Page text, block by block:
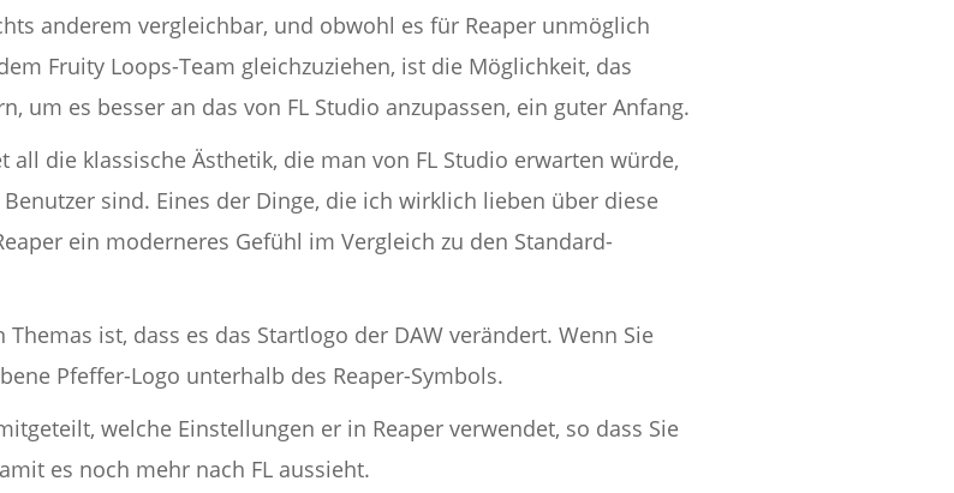
anderem vergleichbar, und obwohl es für Reaper unmöglich
Fruity Loops-Team gleichzuziehen, ist die Möglichkeit, das
um es besser an das von FL Studio anzupassen, ein guter Anfang.
all die klassische Ästhetik, die man von FL Studio erwarten würde,
sind. Eines der Dinge, die ich wirklich lieben über diese
ein moderneres Gefühl im Vergleich zu den Standard-
ist, dass es das Startlogo der DAW verändert. Wenn Sie
Pfeffer-Logo unterhalb des Reaper-Symbols.
welche Einstellungen er in Reaper verwendet, so dass Sie
es noch mehr nach FL aussieht.